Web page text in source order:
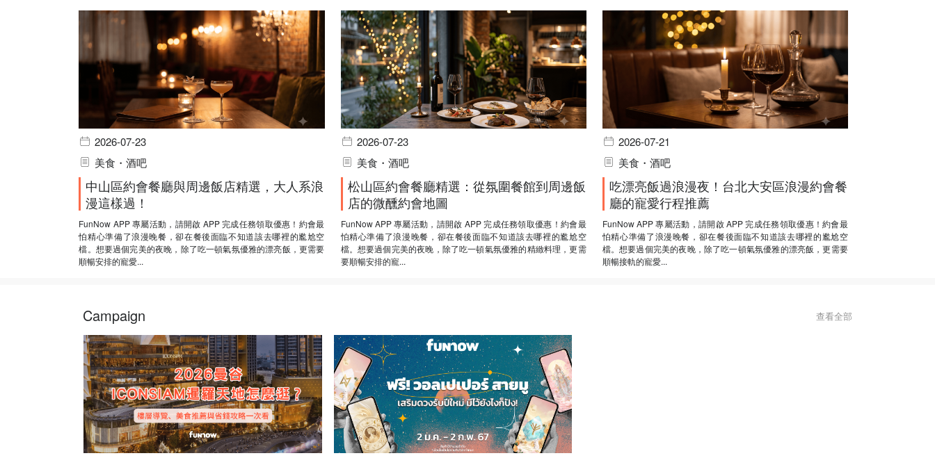
2026-07-23
美食・酒吧
中山區約會餐廳與周邊飯店精選，大人系浪
漫這樣過！
FunNow APP 專屬活動，請開啟 APP 完成任務領取優惠！約會最
怕精心準備了浪漫晚餐，卻在餐後面臨不知道該去哪裡的尷尬空
檔。想要過個完美的夜晚，除了吃一頓氣氛優雅的漂亮飯，更需要
順暢安排的寵愛...
2026-07-23
美食・酒吧
松山區約會餐廳精選：從氛圍餐館到周邊飯
店的微醺約會地圖
FunNow APP 專屬活動，請開啟 APP 完成任務領取優惠！約會最
怕精心準備了浪漫晚餐，卻在餐後面臨不知道該去哪裡的尷尬空
檔。想要過個完美的夜晚，除了吃一頓氣氛優雅的精緻料理，更需
要順暢安排的寵...
2026-07-21
美食・酒吧
吃漂亮飯過浪漫夜！台北大安區浪漫約會餐
廳的寵愛行程推薦
FunNow APP 專屬活動，請開啟 APP 完成任務領取優惠！約會最
怕精心準備了浪漫晚餐，卻在餐後面臨不知道該去哪裡的尷尬空
檔。想要過個完美的夜晚，除了吃一頓氣氛優雅的漂亮飯，更需要
順暢接軌的寵愛...
Campaign 查看全部